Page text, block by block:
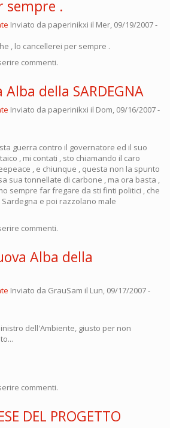
sempre .
Inviato da paperinikxi il Mer, 09/19/2007 -
, lo cancellerei per sempre .
commenti.
della SARDEGNA
Inviato da paperinikxi il Dom, 09/16/2007 -
guerra contro il governatore ed il suo
, mi contati , sto chiamando il caro
, e chiunque , questa non la spunto
sua tonnellate di carbone , ma ora basta ,
sempre far fregare da sti finti politici , che
e poi razzolano male
commenti.
Alba della
Inviato da GrauSam il Lun, 09/17/2007 -
dell'Ambiente, giusto per non
commenti.
DEL PROGETTO